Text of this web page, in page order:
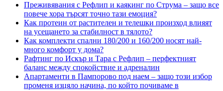
Преживявания с Рефлип и каякинг по Струма – защо все
повече хора търсят точно тази емоция?
Как протеин от растителен и телешки произход влияят
на усещането за стабилност в тялото?
Как комплекти спални 180/200 и 160/200 носят най-
много комфорт у дома?
Рафтинг по Искър и Тара с Рефлип – перфектният
баланс между спокойствие и адреналин
Апартаменти в Пампорово под наем – защо този избор
променя изцяло начина, по който почиваме в